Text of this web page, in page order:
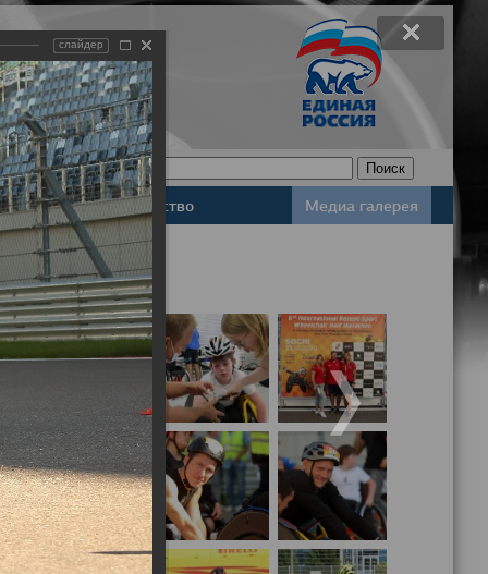
Законодательство Медиа галерея
слайдер